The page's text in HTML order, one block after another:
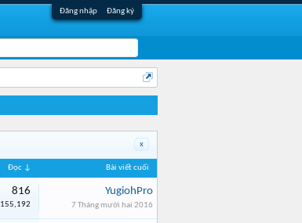
Đăng nhập Đăng ký
x
Đọc ↓ Bài viết cuối
816
155,192
YugiohPro
7 Tháng mười hai 2016